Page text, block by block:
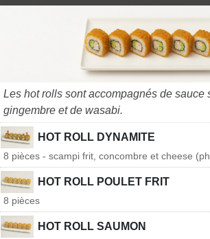
Les hot rolls sont accompagnés de sauce
gingembre et de wasabi.
HOT ROLL DYNAMITE
8 pièces - scampi frit, concombre et cheese
HOT ROLL POULET FRIT
8 pièces
HOT ROLL SAUMON